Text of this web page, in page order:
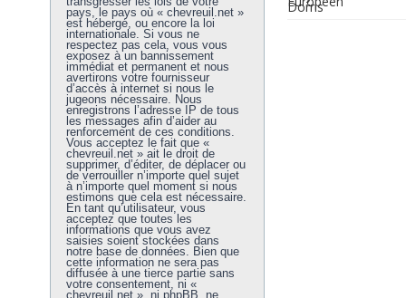
pays, le pays où « chevreuil.net »
est hébergé, ou encore la loi
internationale. Si vous ne
respectez pas cela, vous vous
exposez à un bannissement
immédiat et permanent et nous
avertirons votre fournisseur
d’accès à internet si nous le
jugeons nécessaire. Nous
enregistrons l’adresse IP de tous
les messages afin d’aider au
renforcement de ces conditions.
Vous acceptez le fait que «
chevreuil.net » ait le droit de
supprimer, d’éditer, de déplacer ou
de verrouiller n’importe quel sujet
à n’importe quel moment si nous
estimons que cela est nécessaire.
En tant qu’utilisateur, vous
acceptez que toutes les
informations que vous avez
saisies soient stockées dans
notre base de données. Bien que
cette information ne sera pas
diffusée à une tierce partie sans
votre consentement, ni «
chevreuil.net », ni phpBB, ne